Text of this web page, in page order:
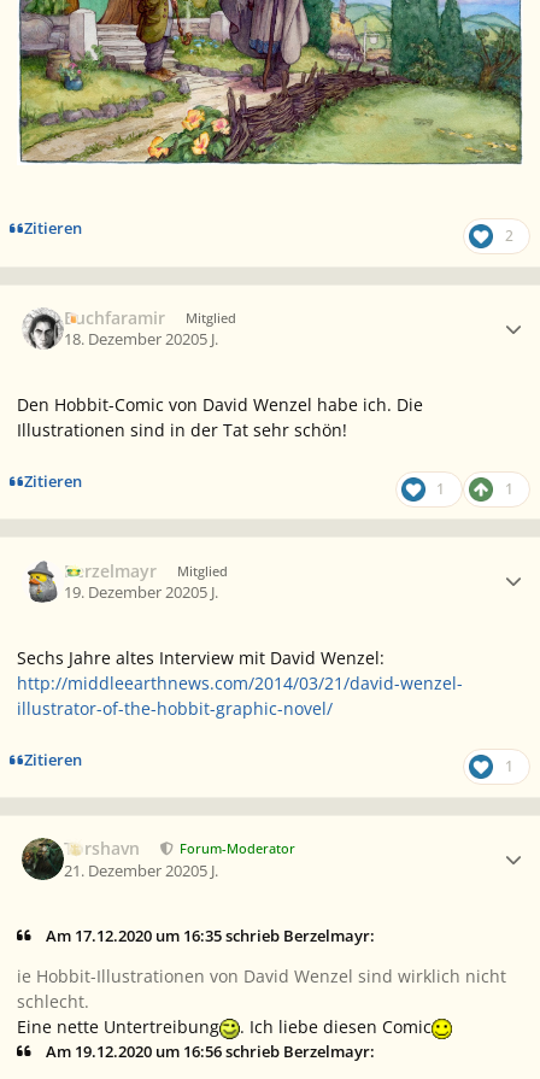
Zitieren 2
Buchfaramir Mitglied
18. Dezember 20205 J.
Den Hobbit-Comic von David Wenzel habe ich. Die
Illustrationen sind in der Tat sehr schön!
Zitieren 1 1
Berzelmayr Mitglied
19. Dezember 20205 J.
Sechs Jahre altes Interview mit David Wenzel:
http://middleearthnews.com/2014/03/21/david-wenzel-
illustrator-of-the-hobbit-graphic-novel/
Zitieren 1
Torshavn Forum-Moderator
21. Dezember 20205 J.
Am 17.12.2020 um 16:35 schrieb Berzelmayr:
ie Hobbit-Illustrationen von David Wenzel sind wirklich nicht
schlecht.
Eine nette Untertreibung
. Ich liebe diesen Comic
Am 19.12.2020 um 16:56 schrieb Berzelmayr: